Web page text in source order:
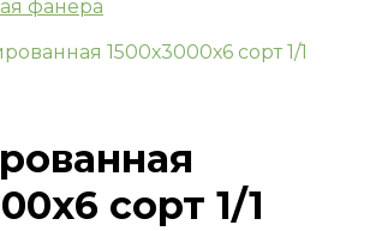
фанера
1500х3000х6 сорт 1/1
сорт 1/1